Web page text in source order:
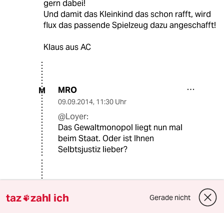
gern dabei!
Und damit das Kleinkind das schon rafft, wird
flux das passende Spielzeug dazu angeschafft!
Klaus aus AC
M MRO
09.09.2014, 11:30 Uhr
@Loyer:
Das Gewaltmonopol liegt nun mal
beim Staat. Oder ist Ihnen
Selbtsjustiz lieber?
09.09.2014
taz zahl ich Gerade nicht